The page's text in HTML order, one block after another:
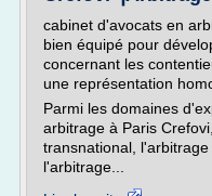
cabinet d'avocats en
bien équipé pour
concernant les
une représentation
Parmi les domaines
arbitrage à Paris
transnational,
l'arbitrage...